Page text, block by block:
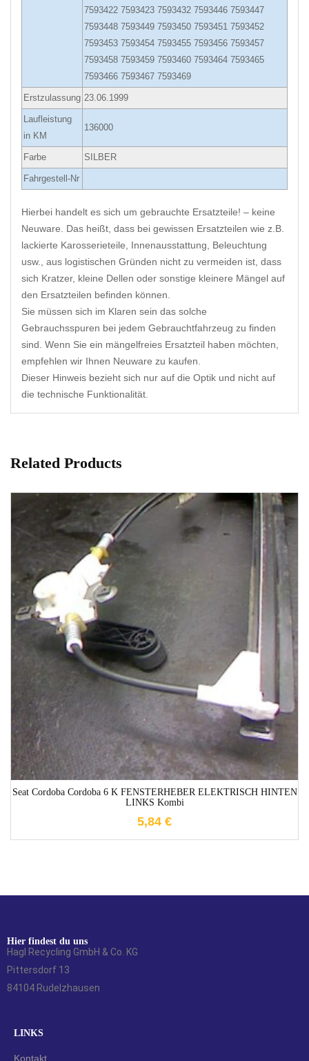
7593422 7593423 7593432 7593446 7593447
7593448 7593449 7593450 7593451 7593452
7593453 7593454 7593455 7593456 7593457
7593458 7593459 7593460 7593464 7593465
7593466 7593467 7593469
Erstzulassung 23.06.1999
Laufleistung
in KM
136000
Farbe SILBER
Fahrgestell-Nr
Hierbei handelt es sich um gebrauchte Ersatzteile! – keine
Neuware. Das heißt, dass bei gewissen Ersatzteilen wie z.B.
lackierte Karosserieteile, Innenausstattung, Beleuchtung
usw., aus logistischen Gründen nicht zu vermeiden ist, dass
sich Kratzer, kleine Dellen oder sonstige kleinere Mängel auf
den Ersatzteilen befinden können.
Sie müssen sich im Klaren sein das solche
Gebrauchsspuren bei jedem Gebrauchtfahrzeug zu finden
sind. Wenn Sie ein mängelfreies Ersatzteil haben möchten,
empfehlen wir Ihnen Neuware zu kaufen.
Dieser Hinweis bezieht sich nur auf die Optik und nicht auf
die technische Funktionalität.
Related Products
Seat Cordoba Cordoba 6 K FENSTERHEBER ELEKTRISCH HINTEN
LINKS Kombi
5,84 €
1-3 Werktage
Hier findest du uns
Hagl Recycling GmbH & Co. KG
Pittersdorf 13
84104 Rudelzhausen
LINKS
Kontakt